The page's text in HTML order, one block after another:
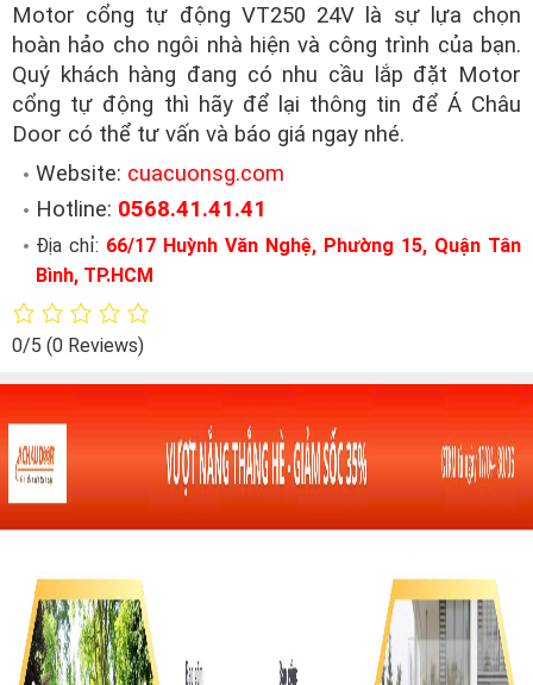
Motor cổng tự động VT250 24V là sự lựa chọn
hoàn hảo cho ngôi nhà hiện và công trình của bạn.
Quý khách hàng đang có nhu cầu lắp đặt Motor
cổng tự động thì hãy để lại thông tin để Á Châu
Door có thể tư vấn và báo giá ngay nhé.
Website: cuacuonsg.com
Hotline: 0568.41.41.41
Địa chỉ: 66/17 Huỳnh Văn Nghệ, Phường 15, Quận Tân
Bình, TP.HCM
0/5 (0 Reviews)